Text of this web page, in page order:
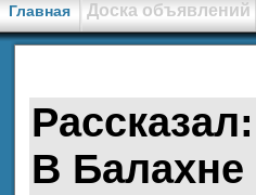
Главная Доска объявлений
В Балахне